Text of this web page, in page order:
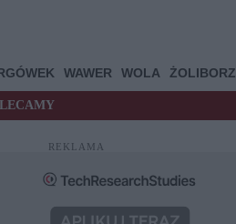
WAWER WOLA ŻOLIBORZ
REKLAMA